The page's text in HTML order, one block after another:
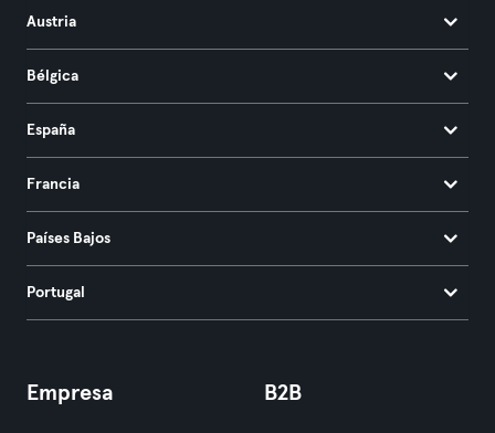
Austria
Bélgica
España
Francia
Países Bajos
Portugal
Empresa B2B